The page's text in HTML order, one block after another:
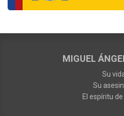
MIGUEL
Su
Su
El espíritu